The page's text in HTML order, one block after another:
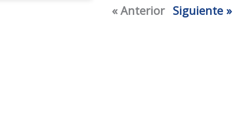
« Anterior Siguiente »